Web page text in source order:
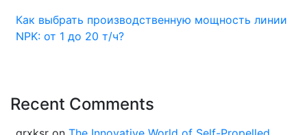
Как выбрать производственную мощность линии
NPK: от 1 до 20 т/ч?
Recent Comments